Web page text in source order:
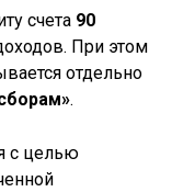
счета 90
При этом
отдельно
.
с целью